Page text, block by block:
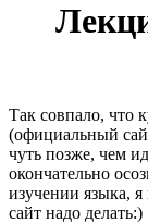
Так совпало, что
(официальный
чуть позже, чем
окончательно
изучении языка,
сайт надо делать:)